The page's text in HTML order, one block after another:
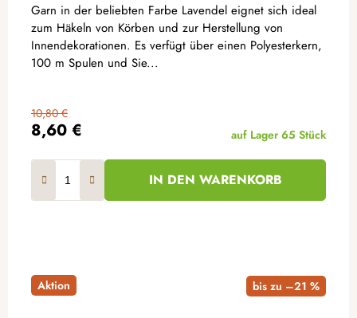
8,60 €
10,80 €
auf Lager 65 Stück
IN DEN WARENKORB
Garn in der beliebten Farbe Lavendel eignet sich ideal
zum Häkeln von Körben und zur Herstellung von
Innendekorationen. Es verfügt über einen Polyesterkern,
100 m Spulen und Sie...
Aktion bis zu –21 %